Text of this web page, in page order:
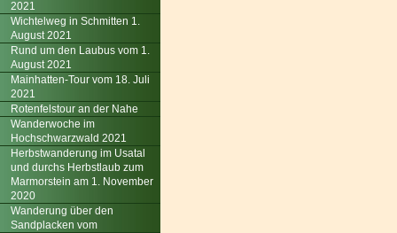
2021
Wichtelweg in Schmitten 1.
August 2021
Rund um den Laubus vom 1.
August 2021
Mainhatten-Tour vom 18. Juli
2021
Rotenfelstour an der Nahe
Wanderwoche im
Hochschwarzwald 2021
Herbstwanderung im Usatal
und durchs Herbstlaub zum
Marmorstein am 1. November
2020
Wanderung über den
Sandplacken vom